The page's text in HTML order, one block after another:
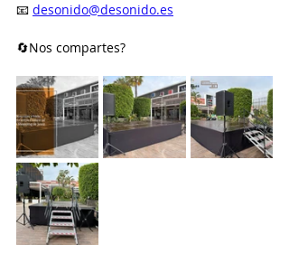
📧 desonido@desonido.es
🔄Nos compartes?